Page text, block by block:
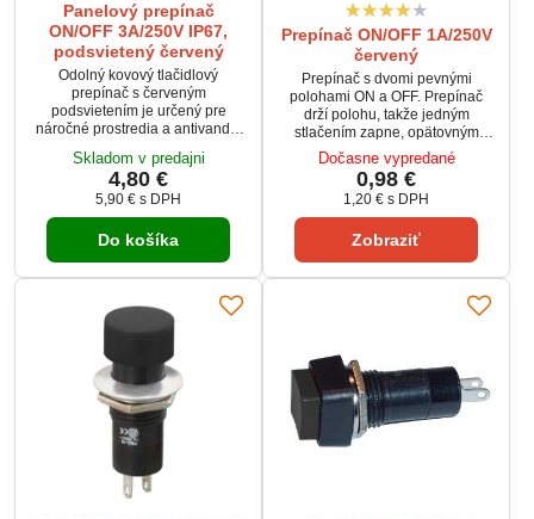
Panelový prepínač
ON/OFF 3A/250V IP67,
podsvietený červený
Odolný kovový tlačidlový
prepínač s červeným
podsvietením je určený pre
náročné prostredia a antivandal
vhodný aj do exteriéru a vlhkého
prostredia. Má jeden prepínací
kontakt (SPDT) na 250V/3A a
samostatné LED podsvietenie 5–
12V DC. Montáž do otvoru s
priemerom 16 mm je rýchla a
Skladom v predajni
4,80 €
5,90 € s DPH
Do košíka
Prepínač ON/OFF 1A/250V
červený
Prepínač s dvomi pevnými
polohami ON a OFF. Prepínač
drží polohu, takže jedným
stlačením zapne, opätovným
stlačením vypne kontakty.
Prepínač je určený pre zaťaženie
do 1A pri 250V a tlačidlová
plocha je červenej farby.
Dočasne vypredané
0,98 €
1,20 € s DPH
Zobraziť